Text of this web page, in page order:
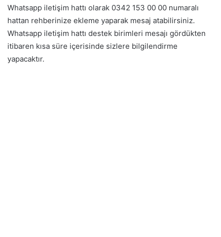
Whatsapp iletişim hattı olarak 0342 153 00 00 numaralı
hattan rehberinize ekleme yaparak mesaj atabilirsiniz.
Whatsapp iletişim hattı destek birimleri mesajı gördükten
itibaren kısa süre içerisinde sizlere bilgilendirme
yapacaktır.